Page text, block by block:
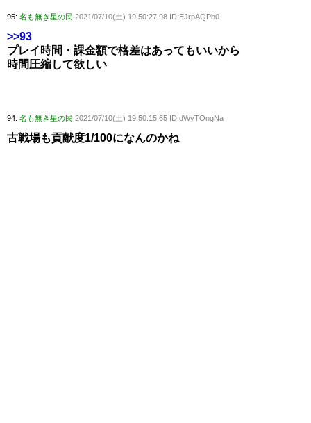
95: 名も無き星の民 2021/07/10(土) 19:50:27.98 ID:EJrpAQPb0
>>93
プレイ時間・課金額で格差はあってもいいから
時間圧縮して欲しい
94: 名も無き星の民 2021/07/10(土) 19:50:15.65 ID:dWyTOngNa
古戦場も貢献度1/100になんのかね